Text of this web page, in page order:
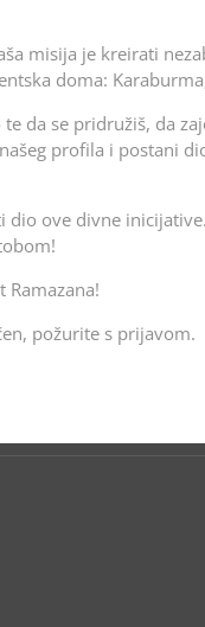
misija je kreirati
doma:
da se pridružiš, da
profila i postani
dio ove divne
požurite s prijavom.